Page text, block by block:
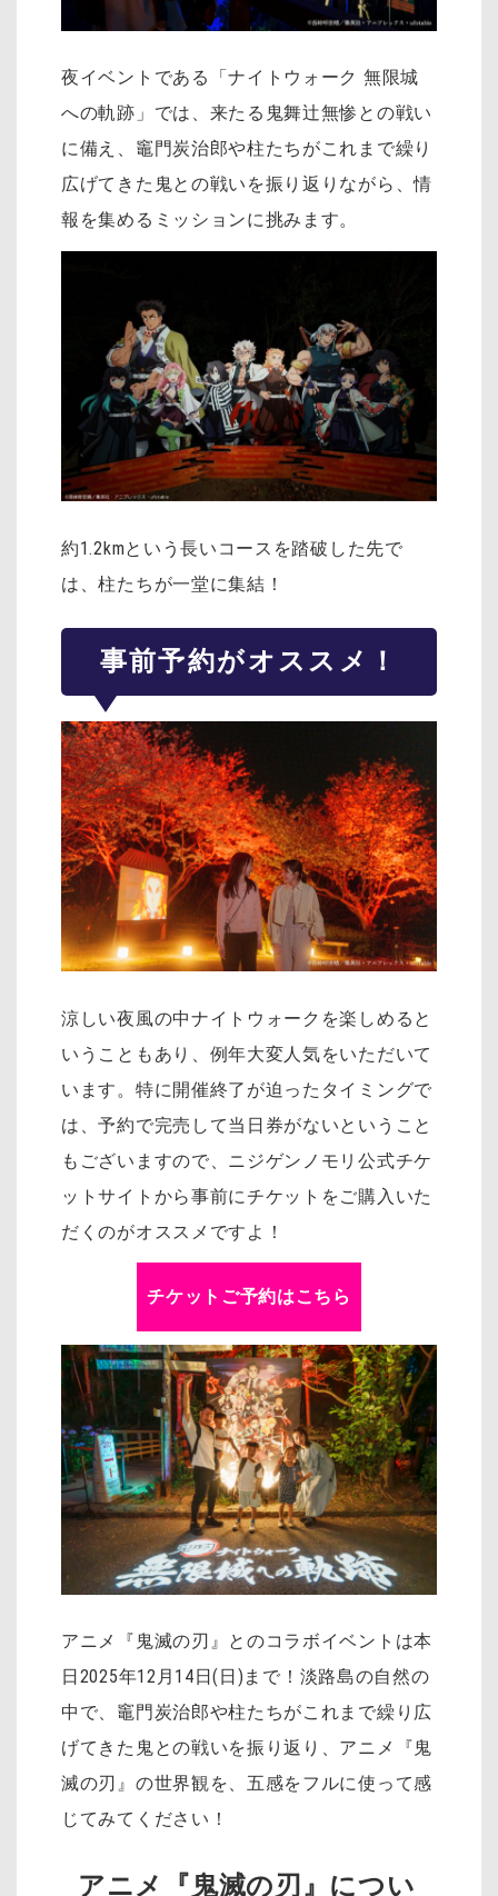
夜イベントである「ナイトウォーク 無限城
への軌跡」では、来たる鬼舞辻󠄀無惨との戦い
に備え、竈門炭治郎や柱たちがこれまで繰り
広げてきた鬼との戦いを振り返りながら、情
報を集めるミッションに挑みます。
約1.2kmという長いコースを踏破した先で
は、柱たちが一堂に集結！
事前予約がオススメ！
涼しい夜風の中ナイトウォークを楽しめると
いうこともあり、例年大変人気をいただいて
います。特に開催終了が迫ったタイミングで
は、予約で完売して当日券がないということ
もございますので、ニジゲンノモリ公式チケ
ットサイトから事前にチケットをご購入いた
だくのがオススメですよ！
チケットご予約はこちら
アニメ『鬼滅の刃』とのコラボイベントは本
日2025年12月14日(日)まで！淡路島の自然の
中で、竈門炭治郎や柱たちがこれまで繰り広
げてきた鬼との戦いを振り返り、アニメ『鬼
滅の刃』の世界観を、五感をフルに使って感
じてみてください！
アニメ『鬼滅の刃』につい